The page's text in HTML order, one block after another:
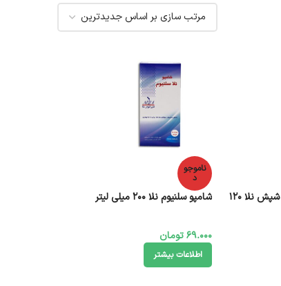
اسپری جلوگیری از انتقال شپش نلا 120
ناموجو
د
شامپو سلنیوم نلا 200 میلی لیتر
69.000 تومان
اطلاعات بیشتر